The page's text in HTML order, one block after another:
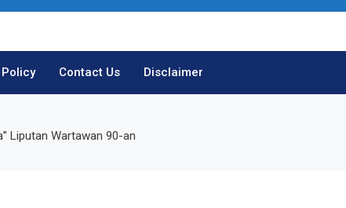
Ari Arief
Contact Us Disclaimer
Liputan Wartawan 90-an